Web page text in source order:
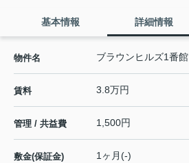
基本情報 詳細情報
物件名 ブラウンヒルズ1番館
賃料 3.8万円
管理 / 共益費 1,500円
敷金(保証金) 1ヶ月(-)